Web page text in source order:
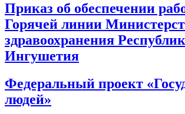
Приказ об обеспечении
Горячей линии
здравоохранения
Ингушетия
Федеральный проект
людей»